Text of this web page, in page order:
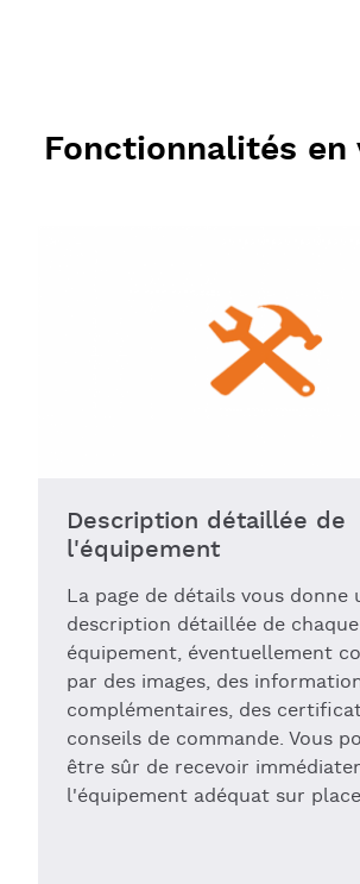
Fonctionnalités en
Description détaillée de
l'équipement
La page de détails vous donne
description détaillée de chaque
équipement, éventuellement
par des images, des
complémentaires, des
conseils de commande. Vous
être sûr de recevoir
l'équipement adéquat sur